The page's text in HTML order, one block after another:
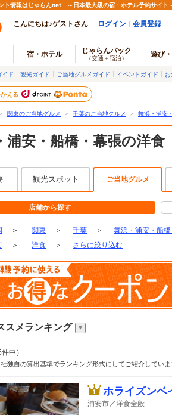
ト情報はじゃらんnet ～日本最大級の宿・ホテル予約サイト
こんにちは♪ゲストさん ログイン 会員登録
宿・ホテル じゃらんパック
（交通＋宿泊） 遊び
イド 観光ガイド ご当地グルメガイド イベントガイド
える
＞ 関東のご当地グルメ ＞ 千葉のご当地グルメ ＞ 舞浜・浦安
浦安・船橋・幕張の洋食
観光スポット ご当地グルメ
店舗から探す
＞ 関東 ＞ 千葉 ＞ 舞浜・浦安・船
＞ 洋食 ＞ さらに絞り込む
スメランキング
中）
独自の算出基準でランキング形式にしてご紹介していま
ホライズンベ
浦安市／洋食全般